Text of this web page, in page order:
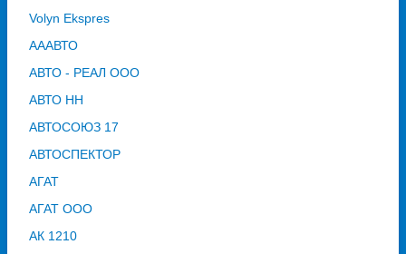
Volyn Ekspres
АААВТО
АВТО - РЕАЛ ООО
АВТО НН
АВТОСОЮЗ 17
АВТОСПЕКТОР
АГАТ
АГАТ ООО
АК 1210